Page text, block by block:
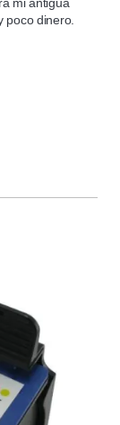
mi antigua
poco dinero.